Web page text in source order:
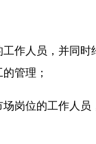
作人员，并同
管理；
岗位的工作人